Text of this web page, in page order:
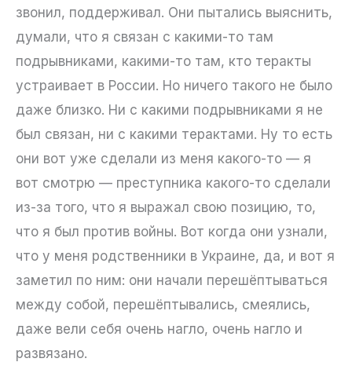
звонил, поддерживал. Они пытались выяснить,
думали, что я связан с какими-то там
подрывниками, какими-то там, кто теракты
устраивает в России. Но ничего такого не было
даже близко. Ни с какими подрывниками я не
был связан, ни с какими терактами. Ну то есть
они вот уже сделали из меня какого-то — я
вот смотрю — преступника какого-то сделали
из-за того, что я выражал свою позицию, то,
что я был против войны. Вот когда они узнали,
что у меня родственники в Украине, да, и вот я
заметил по ним: они начали перешёптываться
между собой, перешёптывались, смеялись,
даже вели себя очень нагло, очень нагло и
развязано.